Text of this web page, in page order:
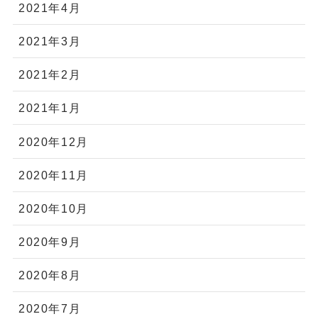
2021年4月
2021年3月
2021年2月
2021年1月
2020年12月
2020年11月
2020年10月
2020年9月
2020年8月
2020年7月